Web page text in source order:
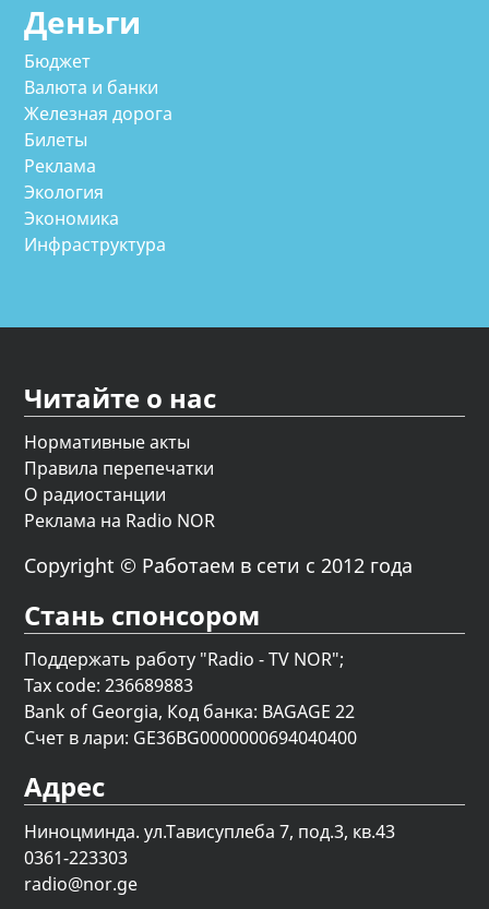
Деньги
Бюджет
Валюта и банки
Железная дорога
Билеты
Реклама
Экология
Экономика
Инфраструктура
Читайте о нас
Нормативные акты
Правила перепечатки
О радиостанции
Реклама на Radio NOR
Copyright © Работаем в сети с 2012 года
Стань спонсором
Поддержать работу "Radio - TV NOR";
Tax code: 236689883
Bank of Georgia, Код банка: BAGAGE 22
Счет в лари: GE36BG0000000694040400
Адрес
Ниноцминда. ул.Тависуплеба 7, под.3, кв.43
0361-223303
radio@nor.ge